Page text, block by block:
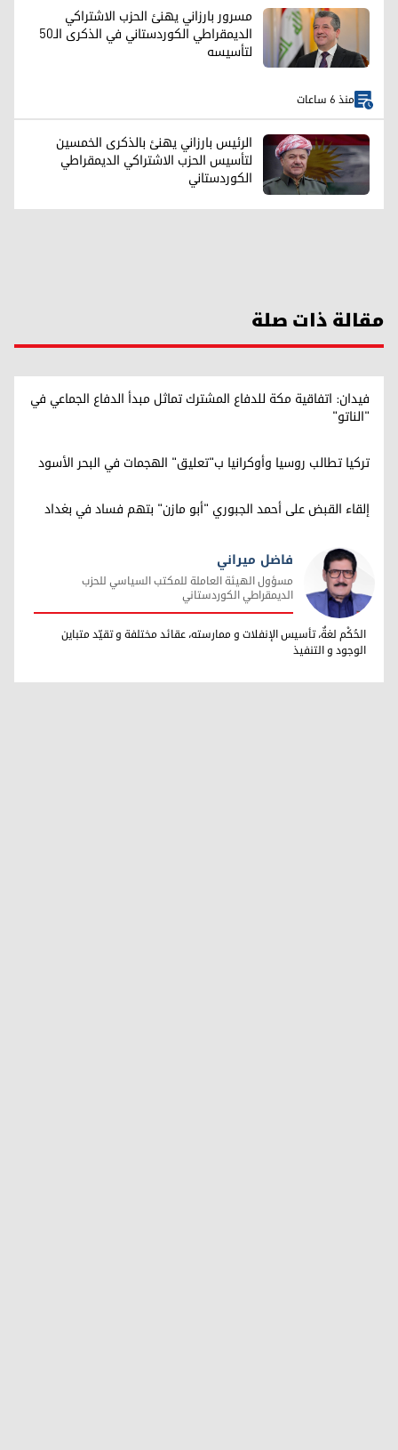
مسرور بارزاني يهنئ الحزب الاشتراكي
الديمقراطي الكوردستاني في الذكرى الـ50
لتأسيسه
منذ 6 ساعات
الرئيس بارزاني يهنئ بالذكرى الخمسين
لتأسيس الحزب الاشتراکي الديمقراطي
الكوردستاني
مقالة ذات صلة
فيدان: اتفاقية مكة للدفاع المشترك تماثل مبدأ الدفاع الجماعي في
"الناتو"
تركيا تطالب روسيا وأوكرانيا ب"تعليق" الهجمات في البحر الأسود
إلقاء القبض على أحمد الجبوري "أبو مازن" بتهم فساد في بغداد
فاضل ميراني
فاضل ميراني
مسؤول الهيئة العاملة للمكتب السياسي للحزب
الديمقراطي الكوردستاني
الحُكْم لغةٌ، تأسيس الإنفلات و ممارسته، عقائد مختلفة و تقيّد متباين
الوجود و التنفيذ